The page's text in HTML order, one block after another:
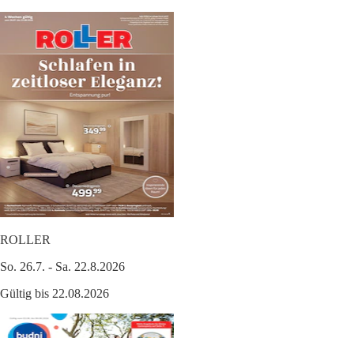
ROLLER
So. 26.7. - Sa. 22.8.2026
Gültig bis 22.08.2026